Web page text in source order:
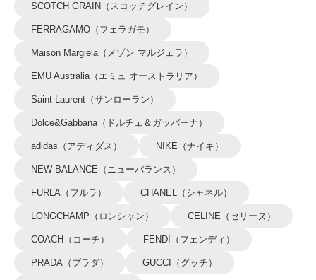
SCOTCH GRAIN（スコッチグレイン）
FERRAGAMO（フェラガモ）
Maison Margiela（メゾン マルジェラ）
EMU Australia（エミュ オーストラリア）
Saint Laurent（サンローラン）
Dolce&Gabbana（ドルチェ＆ガッバーナ）
adidas（アディダス） NIKE（ナイキ）
NEW BALANCE（ニューバランス）
FURLA（フルラ） CHANEL（シャネル）
LONGCHAMP（ロンシャン） CELINE（セリーヌ）
COACH（コーチ） FENDI（フェンディ）
PRADA（プラダ） GUCCI（グッチ）